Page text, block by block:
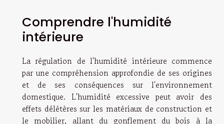
Comprendre l'humidité
intérieure
La régulation de l'humidité intérieure commence
par une compréhension approfondie de ses origines
et de ses conséquences sur l'environnement
domestique. L'humidité excessive peut avoir des
effets délétères sur les matériaux de construction et
le mobilier, allant du gonflement du bois à la